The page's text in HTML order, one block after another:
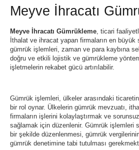
Meyve İhracatı
Meyve İhracatı Gümrükleme, ticari
İthalat ve ihracat yapan firmaların en büyük
gümrük işlemleri, zaman ve para kaybına
doğru ve etkili lojistik ve gümrükleme
işletmelerin rekabet gücü artırılabilir.
Gümrük işlemleri, ülkeler arasındaki
bir rol oynar. Ülkelerin gümrük mevzuatı,
firmaların işlerini kolaylaştırmak ve
sağlamak için düzenlenir. Gümrük işlemleri
bir şekilde düzenlenmesi, gümrük
gümrük denetimine tabi tutulması